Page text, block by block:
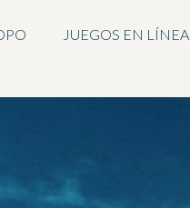
JUEGOS EN LÍNEA